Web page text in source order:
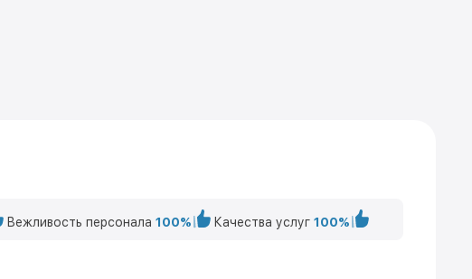
Вежливость персонала 100% Качества услуг 100%